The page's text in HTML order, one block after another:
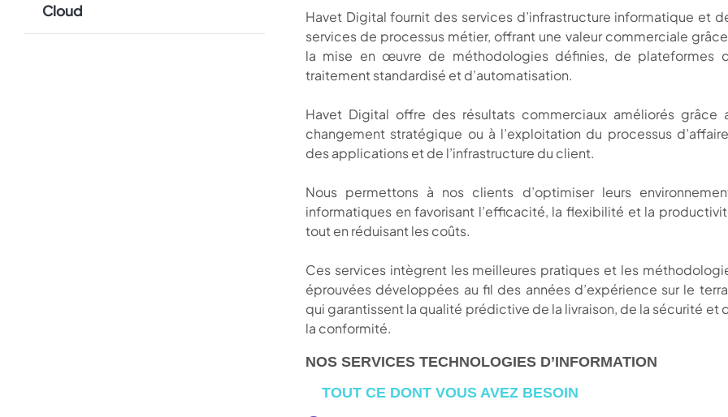
Cloud
Havet Digital fournit des services d’infrastructure informatique et
services de processus métier, offrant une valeur commerciale
la mise en œuvre de méthodologies définies, de plateformes
traitement standardisé et d’automatisation.
Havet Digital offre des résultats commerciaux améliorés grâce
changement stratégique ou à l’exploitation du processus
des applications et de l’infrastructure du client.
Nous permettons à nos clients d’optimiser leurs
informatiques en favorisant l’efficacité, la flexibilité et la
tout en réduisant les coûts.
Ces services intègrent les meilleures pratiques et les
éprouvées développées au fil des années d’expérience sur le
qui garantissent la qualité prédictive de la livraison, de la sécurité et
la conformité.
NOS SERVICES TECHNOLOGIES D’INFORMATION
TOUT CE DONT VOUS AVEZ BESOIN